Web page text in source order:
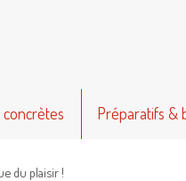
concrètes Préparatifs &
du plaisir !